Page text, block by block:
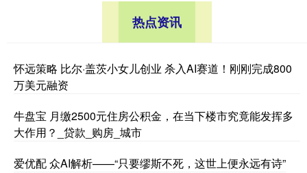
热点资讯
怀远策略 比尔·盖茨小女儿创业 杀入AI赛道！刚刚完成800
万美元融资
牛盘宝 月缴2500元住房公积金，在当下楼市究竟能发挥多
大作用？_贷款_购房_城市
爱优配 众AI解析——“只要缪斯不死，这世上便永远有诗”